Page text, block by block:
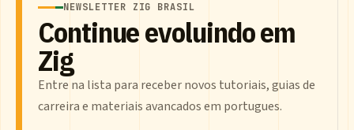
NEWSLETTER ZIG BRASIL
Continue evoluindo em
Zig
Entre na lista para receber novos tutoriais, guias de
carreira e materiais avancados em portugues.